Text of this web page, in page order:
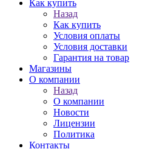
Как купить
Назад
Как купить
Условия оплаты
Условия доставки
Гарантия на товар
Магазины
О компании
Назад
О компании
Новости
Лицензии
Политика
Контакты